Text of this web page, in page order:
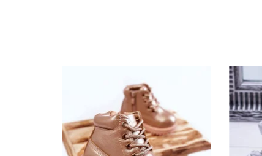
Platforma / padas
Šiltas